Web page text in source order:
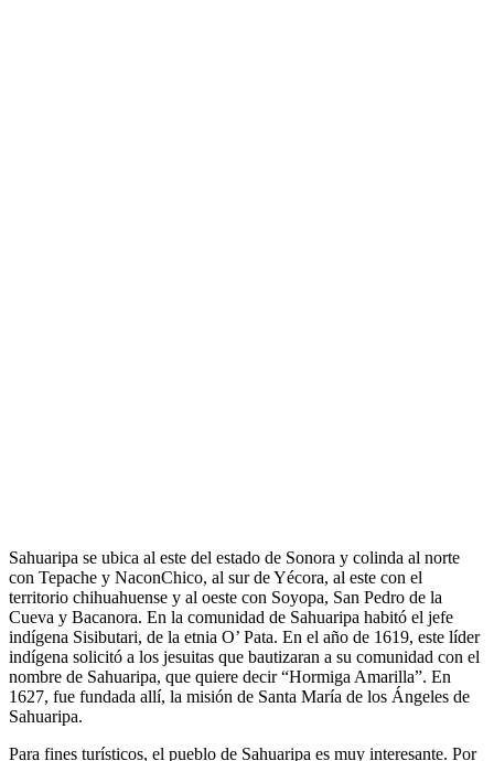
Sahuaripa se ubica al este del estado de Sonora y colinda al norte
con Tepache y NaconChico, al sur de Yécora, al este con el
territorio chihuahuense y al oeste con Soyopa, San Pedro de la
Cueva y Bacanora. En la comunidad de Sahuaripa habitó el jefe
indígena Sisibutari, de la etnia O’ Pata. En el año de 1619, este líder
indígena solicitó a los jesuitas que bautizaran a su comunidad con el
nombre de Sahuaripa, que quiere decir “Hormiga Amarilla”. En
1627, fue fundada allí, la misión de Santa María de los Ángeles de
Sahuaripa.
Para fines turísticos, el pueblo de Sahuaripa es muy interesante. Por